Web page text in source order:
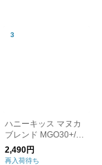
ハニーキッス マヌカ
ブレンド MGO30+/マ
ヌカハニー
2,490円
再入荷待ち